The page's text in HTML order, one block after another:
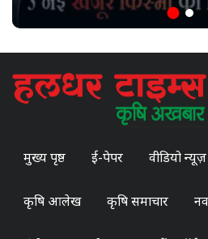
मुख्य पृष्ठ ई-पेपर वीडियो न्यूज़
कृषि आलेख कृषि समाचार